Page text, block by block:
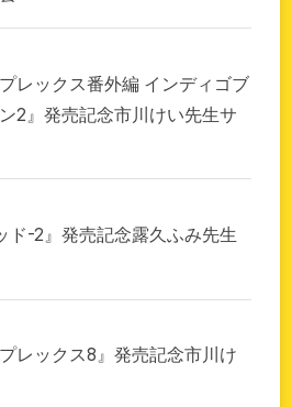
レックス番外編 インディゴブ
2』発売記念市川けい先生サ
ド-2』発売記念露久ふみ先生
レックス8』発売記念市川け